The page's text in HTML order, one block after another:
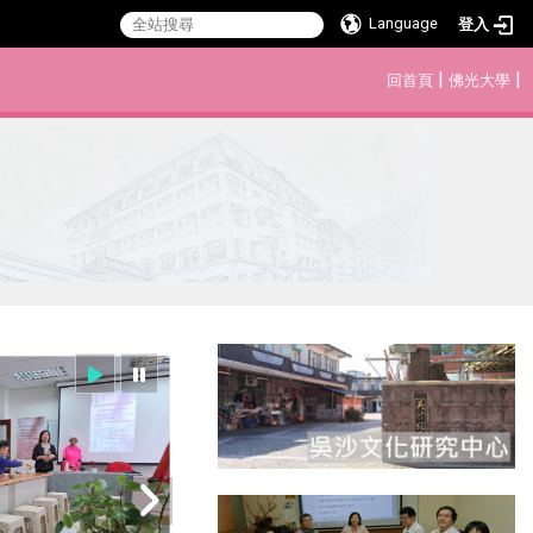
Language 登入
回首頁 | 佛光大學 |